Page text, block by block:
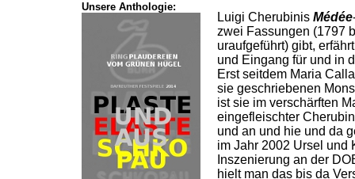
Unsere Anthologie:
Luigi Cherubinis Médée
zwei Fassungen (1797
uraufgeführt) gibt,
und Eingang für und in
Erst seitdem Maria
sie geschriebenen
ist sie im verschärften
eingefleischter
und an und hie und da
im Jahr 2002 Ursel und
Inszenierung an der
hielt man das bis da